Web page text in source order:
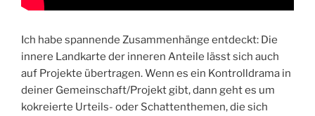
Ich habe spannende Zusammenhänge entdeckt: Die
innere Landkarte der inneren Anteile lässt sich auch
auf Projekte übertragen. Wenn es ein Kontrolldrama in
deiner Gemeinschaft/Projekt gibt, dann geht es um
kokreierte Urteils- oder Schattenthemen, die sich